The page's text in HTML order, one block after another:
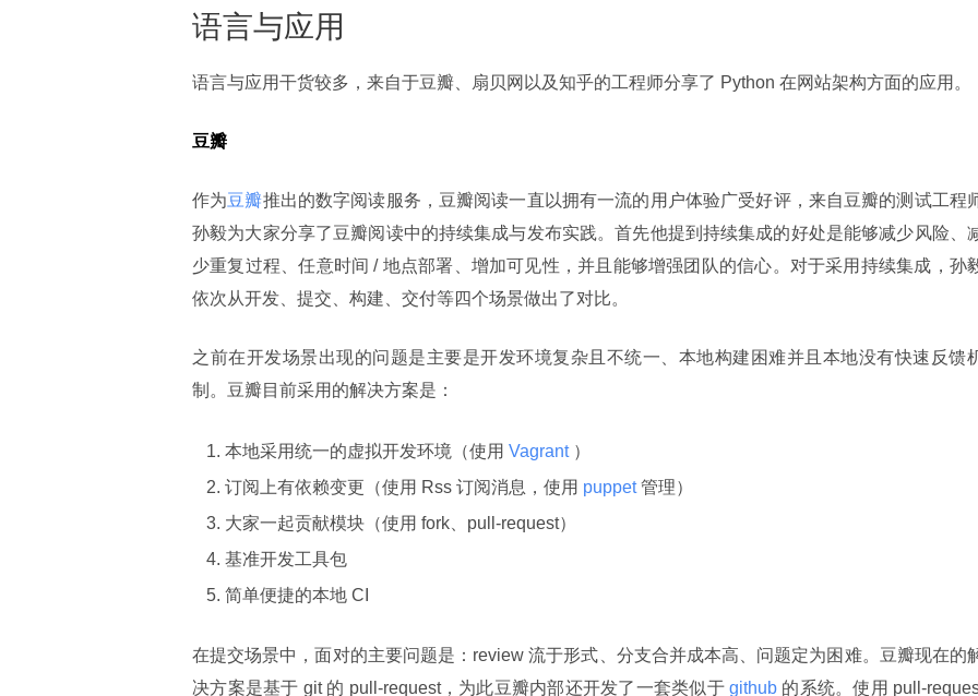
语言与应用
语言与应用干货较多，来自于豆瓣、扇贝网以及知乎的工程师分享了 Python 在网站架构方面的应用。
豆瓣
作为豆瓣推出的数字阅读服务，豆瓣阅读一直以拥有一流的用户体验广受好评，来自豆瓣的测试工程
孙毅为大家分享了豆瓣阅读中的持续集成与发布实践。首先他提到持续集成的好处是能够减少风险、
少重复过程、任意时间 / 地点部署、增加可见性，并且能够增强团队的信心。对于采用持续集成，孙
依次从开发、提交、构建、交付等四个场景做出了对比。
之前在开发场景出现的问题是主要是开发环境复杂且不统一、本地构建困难并且本地没有快速反馈
制。豆瓣目前采用的解决方案是：
本地采用统一的虚拟开发环境（使用 Vagrant ）
订阅上有依赖变更（使用 Rss 订阅消息，使用 puppet管理）
大家一起贡献模块（使用 fork、pull-request）
基准开发工具包
简单便捷的本地 CI
在提交场景中，面对的主要问题是：review 流于形式、分支合并成本高、问题定为困难。豆瓣现在的
决方案是基于 git 的 pull-request，为此豆瓣内部还开发了一套类似于 github 的系统。使用 pull-